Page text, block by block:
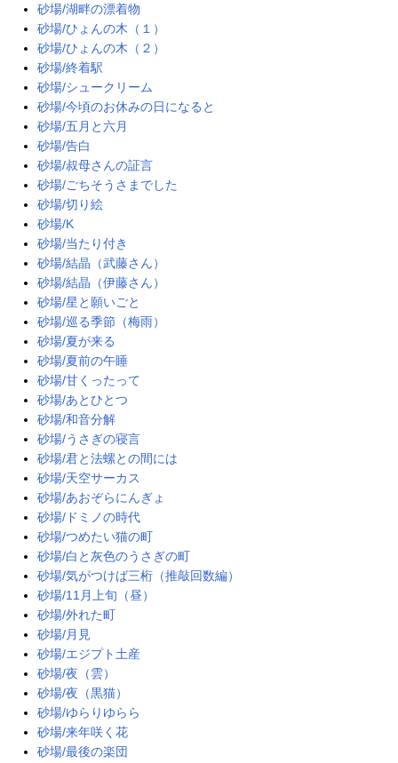
砂場/湖畔の漂着物
砂場/ひょんの木（１）
砂場/ひょんの木（２）
砂場/終着駅
砂場/シュークリーム
砂場/今頃のお休みの日になると
砂場/五月と六月
砂場/告白
砂場/叔母さんの証言
砂場/ごちそうさまでした
砂場/切り絵
砂場/K
砂場/当たり付き
砂場/結晶（武藤さん）
砂場/結晶（伊藤さん）
砂場/星と願いごと
砂場/巡る季節（梅雨）
砂場/夏が来る
砂場/夏前の午睡
砂場/甘くったって
砂場/あとひとつ
砂場/和音分解
砂場/うさぎの寝言
砂場/君と法螺との間には
砂場/天空サーカス
砂場/あおぞらにんぎょ
砂場/ドミノの時代
砂場/つめたい猫の町
砂場/白と灰色のうさぎの町
砂場/気がつけば三桁（推敲回数編）
砂場/11月上旬（昼）
砂場/外れた町
砂場/月見
砂場/エジプト土産
砂場/夜（雲）
砂場/夜（黒猫）
砂場/ゆらりゆらら
砂場/来年咲く花
砂場/最後の楽団